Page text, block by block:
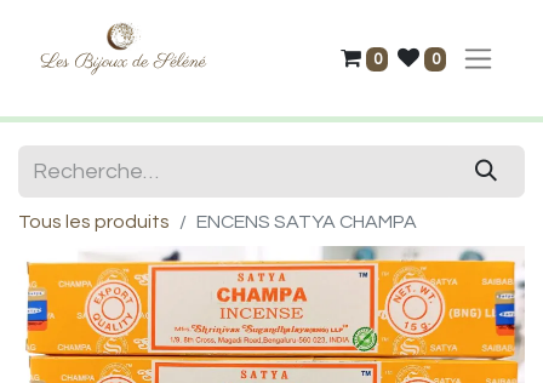
0 0
Tous les produits ENCENS SATYA CHAMPA